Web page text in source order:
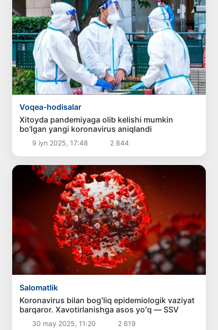
Voqea-hodisalar
Xitoyda pandemiyaga olib kelishi mumkin
bo'lgan yangi koronavirus aniqlandi
9 iyn 2025, 17:48 2 844
Salomatlik
Koronavirus bilan bogʻliq epidemiologik vaziyat
barqaror. Xavotirlanishga asos yoʻq — SSV
30 may 2025, 11:20 2 619